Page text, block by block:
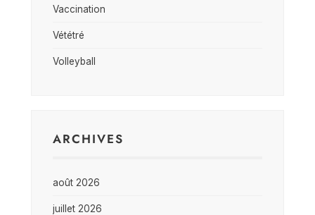
Vaccination
Vététré
Volleyball
ARCHIVES
août 2026
juillet 2026